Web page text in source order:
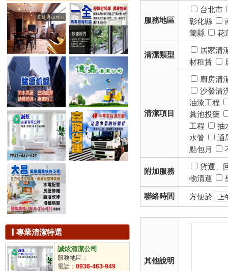
化糞池投藥
殺菌消毒
除跳蚤
滅蟑
滅鼠
除蟲
白蟻防治
滅蚊
除臭工程
抽水肥
下水道清洗
儲油槽清洗
汙水池處理
洗水塔
通水溝
通水管
鐘點清潔工
不定時派遣
定時派遣
掃街車派遣
專業清潔特選
誠炫清潔公司
服務地區：
電話： 0936-463-949
服務地區
台北市
彰化縣
蘭縣
花
清潔類型
居家清
材租賃
清潔項目
廚房清
沙發清
油漆工程
糞池投藥
工程
抽
水管
通
點包月
附加服務
貨運、
物清運
聯絡時間 方便於
其他說明